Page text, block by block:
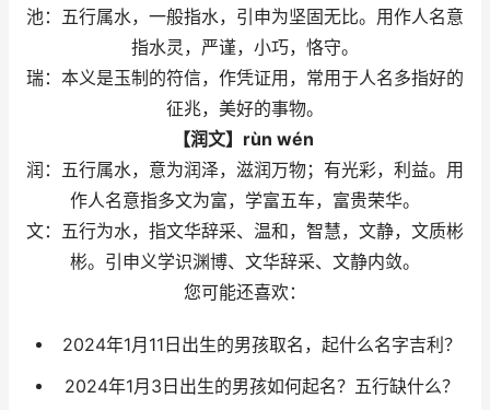
池：五行属水，一般指水，引申为坚固无比。用作人名意
指水灵，严谨，小巧，恪守。
瑞：本义是玉制的符信，作凭证用，常用于人名多指好的
征兆，美好的事物。
【润文】rùn wén
润：五行属水，意为润泽，滋润万物；有光彩，利益。用
作人名意指多文为富，学富五车，富贵荣华。
文：五行为水，指文华辞采、温和，智慧，文静，文质彬
彬。引申义学识渊博、文华辞采、文静内敛。
您可能还喜欢：
2024年1月11日出生的男孩取名，起什么名字吉利？
2024年1月3日出生的男孩如何起名？五行缺什么？